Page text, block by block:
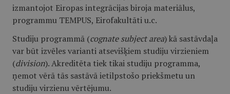
izmantojot Eiropas integrācijas biroja materiālus,
programmu TEMPUS, Eirofakultāti u.c.
Studiju programmā (cognate subject area) kā sastāvdaļa
var būt izvēles varianti atsevišķiem studiju virzieniem
(division). Akreditēta tiek tikai studiju programma,
ņemot vērā tās sastāvā ietilpstošo priekšmetu un
studiju virzienu vērtējumu.